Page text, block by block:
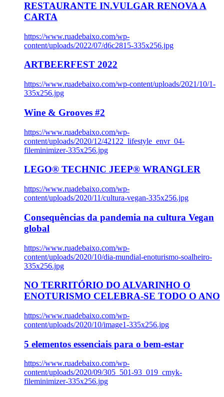
RESTAURANTE IN.VULGAR RENOVA A
CARTA
https://www.ruadebaixo.com/wp-
content/uploads/2022/07/d6c2815-335x256.jpg
ARTBEERFEST 2022
https://www.ruadebaixo.com/wp-content/uploads/2021/10/1-
335x256.jpg
Wine & Grooves #2
https://www.ruadebaixo.com/wp-
content/uploads/2020/12/42122_lifestyle_envr_04-
fileminimizer-335x256.jpg
LEGO® TECHNIC JEEP® WRANGLER
https://www.ruadebaixo.com/wp-
content/uploads/2020/11/cultura-vegan-335x256.jpg
Consequências da pandemia na cultura Vegan
global
https://www.ruadebaixo.com/wp-
content/uploads/2020/10/dia-mundial-enoturismo-soalheiro-
335x256.jpg
NO TERRITÓRIO DO ALVARINHO O
ENOTURISMO CELEBRA-SE TODO O ANO
https://www.ruadebaixo.com/wp-
content/uploads/2020/10/image1-335x256.jpg
5 elementos essenciais para o bem-estar
https://www.ruadebaixo.com/wp-
content/uploads/2020/09/305_501-93_019_cmyk-
fileminimizer-335x256.jpg